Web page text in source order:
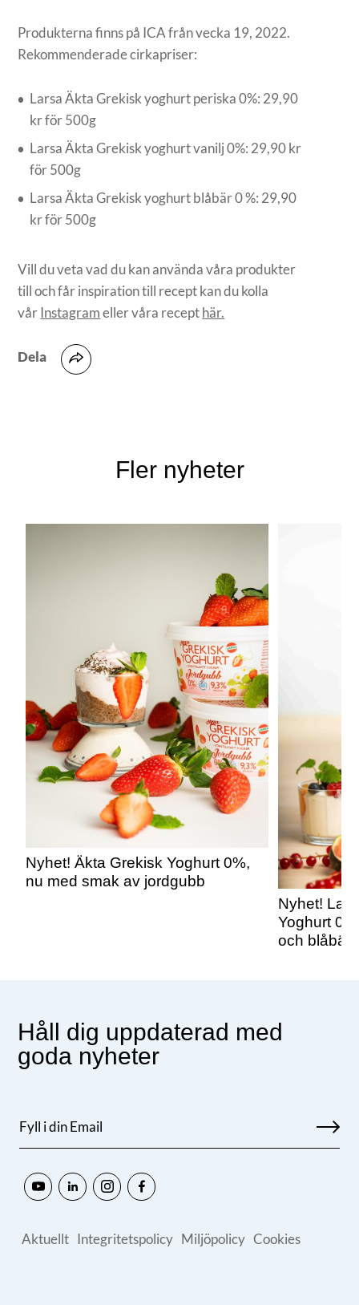
Produkterna finns på ICA från vecka 19, 2022.
Rekommenderade cirkapriser:
Larsa Äkta Grekisk yoghurt periska 0%: 29,90
kr för 500g
Larsa Äkta Grekisk yoghurt vanilj 0%: 29,90 kr
för 500g
Larsa Äkta Grekisk yoghurt blåbär 0 %: 29,90
kr för 500g
Vill du veta vad du kan använda våra produkter
till och får inspiration till recept kan du kolla
vårInstagrameller våra recepthär.
Dela
Fler nyheter
Nyhet! Äkta Grekisk Yoghurt 0%,
nu med smak av jordgubb
Nyhet!
Yoghurt
och blåbär
Håll dig uppdaterad med
goda nyheter
Aktuellt Integritetspolicy Miljöpolicy Cookies